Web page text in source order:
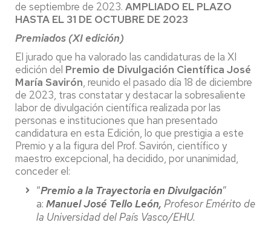
de septiembre de 2023. AMPLIADO EL PLAZO
HASTA EL 31 DE OCTUBRE DE 2023
Premiados (XI edición)
El jurado que ha valorado las candidaturas de la XI
edición del Premio de Divulgación Científica José
María Savirón, reunido el pasado día 18 de diciembre
de 2023, tras constatar y destacar la sobresaliente
labor de divulgación científica realizada por las
personas e instituciones que han presentado
candidatura en esta Edición, lo que prestigia a este
Premio y a la figura del Prof. Savirón, científico y
maestro excepcional, ha decidido, por unanimidad,
conceder el:
“Premio a la Trayectoria en Divulgación”
a: Manuel José Tello León, Profesor Emérito de
la Universidad del País Vasco/EHU.